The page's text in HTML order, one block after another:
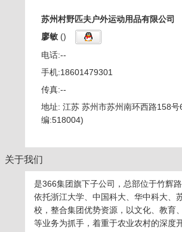
苏州村野匹夫户外运动用品有限公司
廖敏 ()
电话:--
手机:18601479301
传真:--
地址: 江苏 苏州市苏州南环西路158号
编:518004)
关于我们
是366集团旗下子公司，总部位于竹辉
依托浙江大学、中国科大、华中科大、
校，整合集团优势资源，以文化、教育
等业务为抓手，着重于农业农村的深度